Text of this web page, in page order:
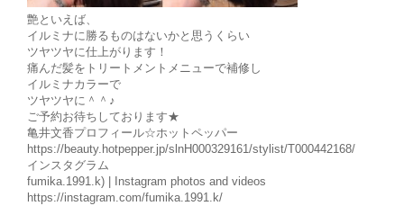
艶といえば、
イルミナに勝るものはないかと思うくらい
ツヤツヤに仕上がります！
痛んだ髪をトリートメントメニューで補修し
イルミナカラーで
ツヤツヤに＾＾♪
ご予約お待ちしております★
亀井文香プロフィール☆ホットペッパー
https://beauty.hotpepper.jp/slnH000329161/stylist/T000442168/
インスタグラム
fumika.1991.k) | Instagram photos and videos
https://instagram.com/fumika.1991.k/